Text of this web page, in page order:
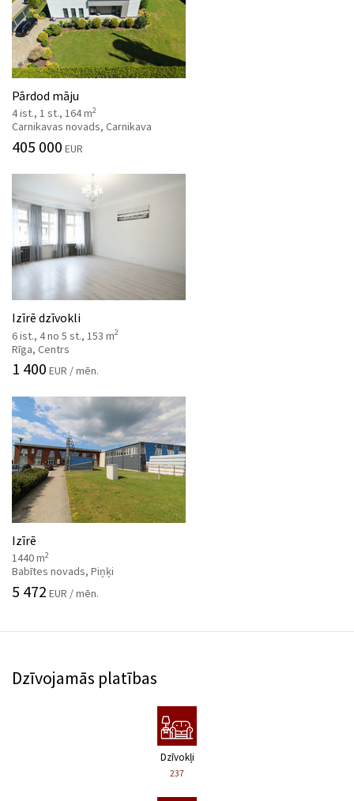
Pārdod māju
4 ist., 1 st., 164 m2
Carnikavas novads, Carnikava
405 000 EUR
Izīrē dzīvokli
6 ist., 4 no 5 st., 153 m2
Rīga, Centrs
1 400 EUR / mēn.
Izīrē
1440 m2
Babītes novads, Piņķi
5 472 EUR / mēn.
Dzīvojamās platības
Dzīvokļi
237